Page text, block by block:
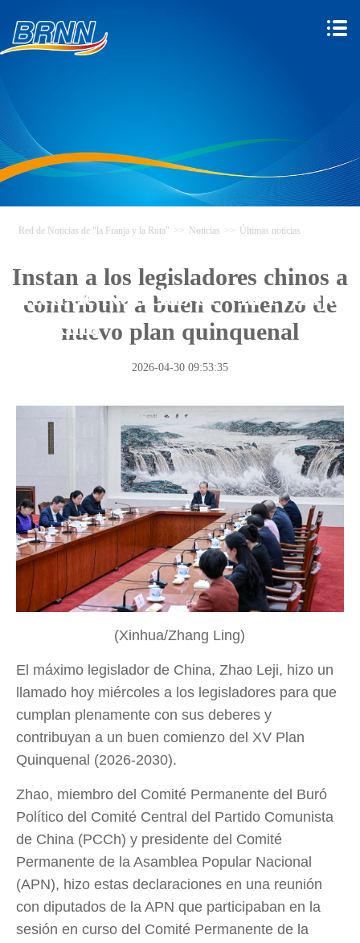
Red de Noticias de "la Franja y
la Ruta"
Red de Noticias de "la Franja y la Ruta" >> Noticias >> Últimas noticias
Instan a los legisladores chinos a
contribuir a buen comienzo de
nuevo plan quinquenal
2026-04-30 09:53:35
(Xinhua/Zhang Ling)
El máximo legislador de China, Zhao Leji, hizo un
llamado hoy miércoles a los legisladores para que
cumplan plenamente con sus deberes y
contribuyan a un buen comienzo del XV Plan
Quinquenal (2026-2030).
Zhao, miembro del Comité Permanente del Buró
Político del Comité Central del Partido Comunista
de China (PCCh) y presidente del Comité
Permanente de la Asamblea Popular Nacional
(APN), hizo estas declaraciones en una reunión
con diputados de la APN que participaban en la
sesión en curso del Comité Permanente de la